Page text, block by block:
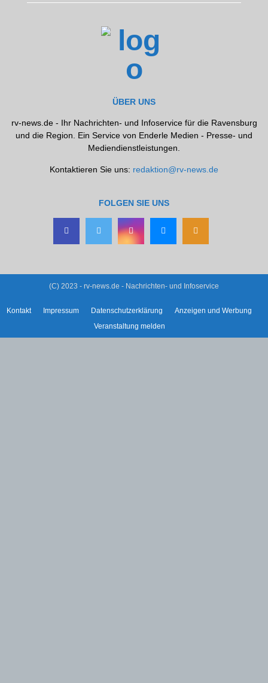
ÜBER UNS
rv-news.de - Ihr Nachrichten- und Infoservice für die Ravensburg
und die Region. Ein Service von Enderle Medien - Presse- und
Mediendienstleistungen.
Kontaktieren Sie uns: redaktion@rv-news.de
FOLGEN SIE UNS
(C) 2023 - rv-news.de - Nachrichten- und Infoservice
Kontakt Impressum Datenschutzerklärung
Anzeigen und Werbung
Veranstaltung melden